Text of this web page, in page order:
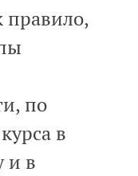
правило,
по
в
и в